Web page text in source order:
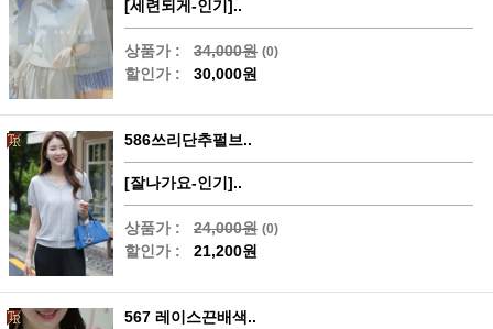
[세련되게-인기]..
상품가 : 34,000원 (0)
할인가 : 30,000원
586쓰리단추펄브..
[잘나가요-인기]..
상품가 : 24,000원 (0)
할인가 : 21,200원
567 레이스끈배색..